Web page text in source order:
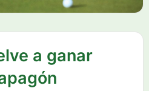
a ganar